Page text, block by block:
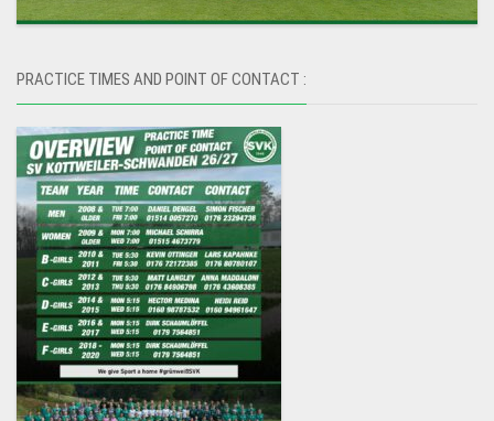
PRACTICE TIMES AND POINT OF CONTACT :